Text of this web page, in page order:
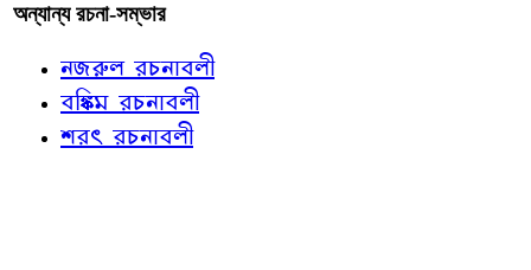
অন্যান্য রচনা-সম্ভার
নজরুল রচনাবলী
বঙ্কিম রচনাবলী
শরৎ রচনাবলী